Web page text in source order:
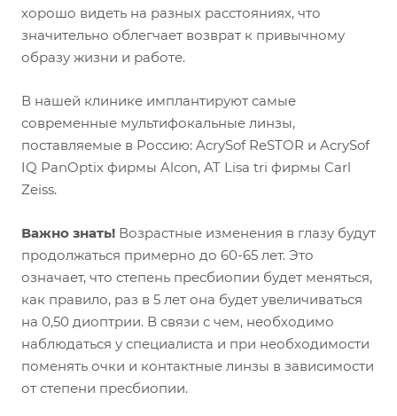
хорошо видеть на разных расстояниях, что
значительно облегчает возврат к привычному
образу жизни и работе.
В нашей клинике имплантируют самые
современные мультифокальные линзы,
поставляемые в Россию: AcrySof ReSTOR и AcrySof
IQ PanOptix фирмы Alcon, AT Lisa tri фирмы Carl
Zeiss.
Важно знать! Возрастные изменения в глазу будут
продолжаться примерно до 60-65 лет. Это
означает, что степень пресбиопии будет меняться,
как правило, раз в 5 лет она будет увеличиваться
на 0,50 диоптрии. В связи с чем, необходимо
наблюдаться у специалиста и при необходимости
поменять очки и контактные линзы в зависимости
от степени пресбиопии.